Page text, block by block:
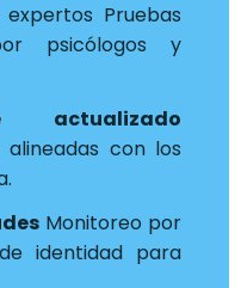
Pruebas
psicólogos y
actualizado
alineadas con los
Monitoreo por
identidad para